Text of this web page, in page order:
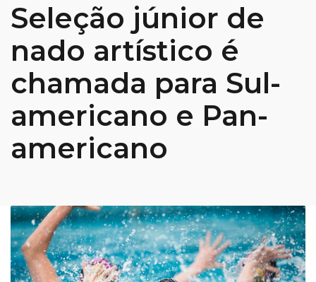
Seleção júnior de
nado artístico é
chamada para Sul-
americano e Pan-
americano